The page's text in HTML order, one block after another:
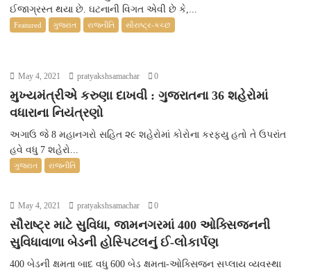
ઈજાગ્રસ્ત થયા છે. ઘટનાની વિગત એવી છે કે,...
Featured ગુજરાત રાજનીતિ સૌરાષ્ટ્ર-કચ્છ
May 4, 2021 pratyakshsamachar 0
મુખ્યમંત્રીએ કરુણા દાખવી : ગુજરાતના 36 શહેરોમાં
વધારાના નિયંત્રણો
અગાઉ જે 8 મહાનગરો સહિત ૨૯ શહેરોમાં કોરોના કરફ્યુ હતો તે ઉપરાંત
હવે વધુ 7 શહેરો...
ગુજરાત રાજનીતિ
May 4, 2021 pratyakshsamachar 0
સૌરાષ્ટ્ર માટે સુવિધા, જામનગરમાં 400 ઓક્સિજનની
સુવિધાવાળા બેડની હોસ્પિટલનું ઈ-લોકાર્પણ
400 બેડની ક્ષમતા બાદ વધુ 600 બેડ ક્ષમતા-ઓક્સિજન સપ્લાય વ્યવસ્થા